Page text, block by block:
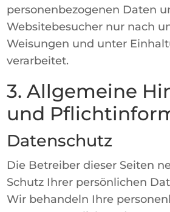
personenbezogenen Daten
Websitebesucher nur nach
Weisungen und unter
verarbeitet.
3. Allgemeine
und
Datenschutz
Die Betreiber dieser Seiten
Schutz Ihrer persönlichen
Wir behandeln Ihre